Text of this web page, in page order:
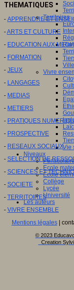
Territoires
Vivre
Vie
Niveaux
Ecole
Ecole
Collège
Lycée
Université
Les auteurs
THEMATIQUES
- APPRENDRE ET
-ARTS ET CULTURE
- EDUCATION AUX
- FORMATION
- JEUX
- LANGAGES
- MEDIAS
- METIERS
- PRATIQUES
- PROSPECTIVE
- RESEAUX SOCIAUX
- SELECTION DE
- SCIENCES ET
- SOCIETE
- TERRITOIRES
- VIVRE ENSEMBLE
Mentions légales|
© 2023
Creation